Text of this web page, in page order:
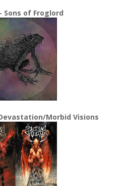
Sons of Froglord
Morbid Visions